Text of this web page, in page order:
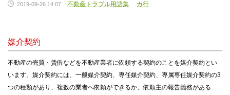
2019-09-26 14:07 不動産トラブル用語集 カ行
媒介契約
不動産の売買・賃借などを不動産業者に依頼する契約のことを媒介契約とい
います。媒介契約には、一般媒介契約、専任媒介契約、専属専任媒介契約の3
つの種類があり、複数の業者へ依頼ができるか、依頼主の報告義務がある